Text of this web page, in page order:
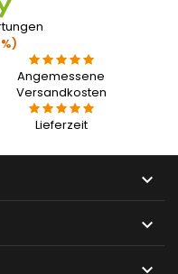
Angemessene
Versandkosten
Lieferzeit

